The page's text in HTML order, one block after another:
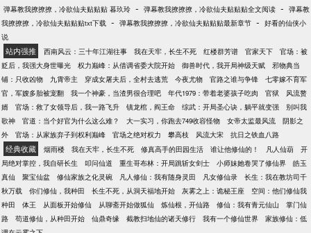
弹幕教我撩撩撩，冷欲仙夫贴贴贴 暮玖玲 - 弹幕教我撩撩撩，冷欲仙夫贴贴贴全文阅读 - 弹幕教
我撩撩撩，冷欲仙夫贴贴贴txt下载 - 弹幕教我撩撩撩，冷欲仙夫贴贴贴最新章节 - 好看的仙侠小
说
站内强推 西南风云：三十年江湖往事 我在天牢，长生不死 红楼群芳谱 官家天下
官场：被
贬后，我强大身世曝光
权力巅峰：从借调省委大院开始 御兽时代，我开局神级天赋
邪物典当
铺：只收凶物
九霄帝主 穿成女屠夫后，全村去逃荒 今夜尤物 官路之谁与争锋
七零嫁不育军
官，军嫂多胎被宠翻
我一个神豪，当渣男很合理吧 年代1979：带着老婆孩子吃肉 官狱
风流赘
婿
官场：救了女领导后，我一路飞升 镇龙棺，阎王命 综武：开局圣心诀，躺平就变强
别叫我
歌神
官道：当个好官为什么这么难？ 大一实习，你跑去749收容怪物 女帝太监最风流
阴影之
外
官场：从家族弃子到权利巅峰 官场之绝对权力 攀高枝 风流大宋 抗日之铁血八路
经典收藏 烟雨楼 我在天牢，长生不死 修真高手的田园生活 谁让他修仙的！ 凡人仙葫
开
局绝对掌控，我自研长生
叩问仙道 重生哥布林：开局跳斩女剑士 小师妹她卷哭了修仙界
皓玉
真仙
聚宝仙盆 修仙家族之化灵碗 凡人修仙：我有随身灵田 凡女修仙录
长生：我在教坊司千
秋万载
你们修仙，我种田 长生不死，从洞天福地开始 灰雾之上：诡秘王座
空间：他们修仙我
种田
体王 从面板开始修仙 从聊斋开始做狐仙 炼仙根，开仙路 修仙：我有青元仙山
掌门仙
路
苟道修仙，从种田开始 仙鼎奇缘 截教扫地仙的诸天修行 我有一个修仙世界
家族修仙：低